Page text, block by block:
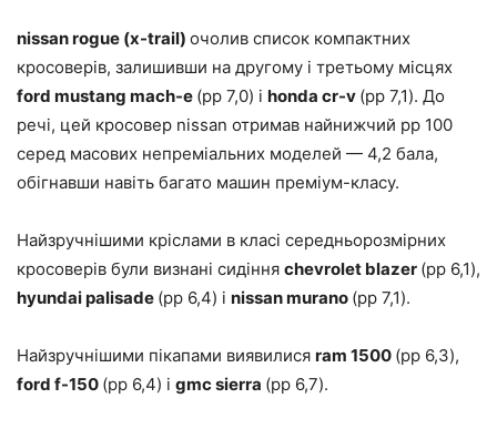
nissan rogue (x-trail) очолив список компактних
кросоверів, залишивши на другому і третьому місцях
ford mustang mach-e (рр 7,0) і honda cr-v (рр 7,1). До
речі, цей кросовер nissan отримав найнижчий pp 100
серед масових непреміальних моделей — 4,2 бала,
обігнавши навіть багато машин преміум-класу.
Найзручнішими кріслами в класі середньорозмірних
кросоверів були визнані сидіння chevrolet blazer (рр 6,1),
hyundai palisade (рр 6,4) і nissan murano (рр 7,1).
Найзручнішими пікапами виявилися ram 1500 (рр 6,3),
ford f-150 (рр 6,4) і gmc sierra (рр 6,7).